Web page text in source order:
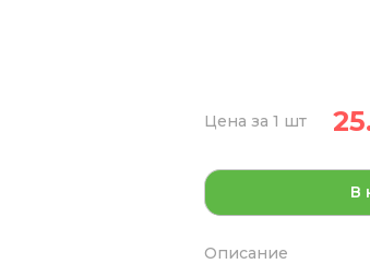
Цена за 1 шт
В
Описание